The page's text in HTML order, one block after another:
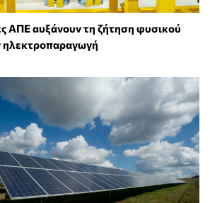
ΑΠΕ αυξάνουν τη ζήτηση φυσικού
ηλεκτροπαραγωγή